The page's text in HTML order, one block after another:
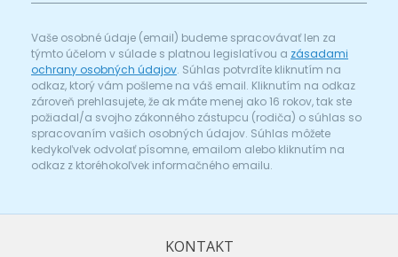
Vaše osobné údaje (email) budeme spracovávať len za
týmto účelom v súlade s platnou legislatívou a zásadami
ochrany osobných údajov. Súhlas potvrdíte kliknutím na
odkaz, ktorý vám pošleme na váš email. Kliknutím na odkaz
zároveň prehlasujete, že ak máte menej ako 16 rokov, tak ste
požiadal/a svojho zákonného zástupcu (rodiča) o súhlas so
spracovaním vašich osobných údajov. Súhlas môžete
kedykoľvek odvolať písomne, emailom alebo kliknutím na
odkaz z ktoréhokoľvek informačného emailu.
KONTAKT